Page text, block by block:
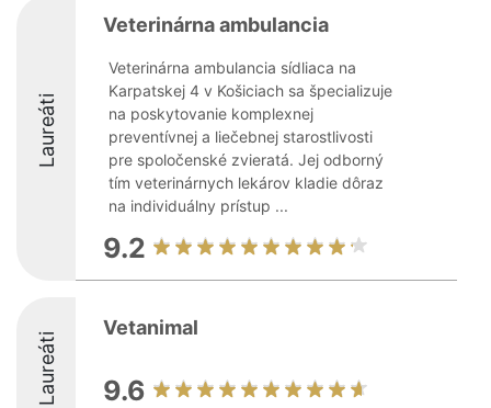
Laureáti
Veterinárna ambulancia
Veterinárna ambulancia sídliaca na
Karpatskej 4 v Košiciach sa špecializuje
na poskytovanie komplexnej
preventívnej a liečebnej starostlivosti
pre spoločenské zvieratá. Jej odborný
tím veterinárnych lekárov kladie dôraz
na individuálny prístup ...
9.2
Laureáti
Vetanimal
9.6